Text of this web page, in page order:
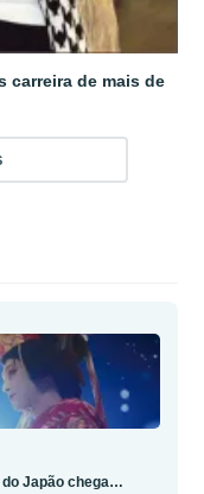
carreira de mais de
Japão chega…